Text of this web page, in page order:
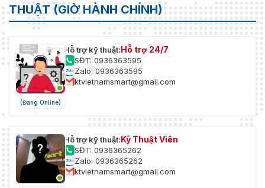
THUẬT (GIỜ HÀNH CHÍNH)
(Đang Online)
Hỗ trợ kỹ thuật:Hỗ trợ 24/7
SĐT: 0936363595
Zalo: 0936363595
ktvietnamsmart@gmail.com
Hỗ trợ kỹ thuật:Kỹ Thuật Viên
SĐT: 0936365262
Zalo: 0936365262
ktvietnamsmart@gmail.com